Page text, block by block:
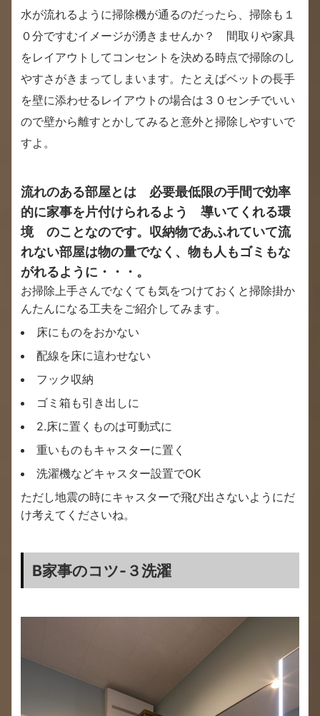
水が流れるように掃除機が通るのだったら、掃除も１
０分ですむイメージが湧きませんか？ 間取りや家具
をレイアウトしてコンセントを決める時点で掃除のし
やすさがきまってしまいます。たとえばベットの長手
を壁に添わせるレイアウトの場合は３０センチでいい
ので壁から離すとかしてみると意外と掃除しやすいで
すよ。
流れのある部屋とは 必要最低限の手間で効率
的に家事を片付けられるよう 導いてくれる環
境 のことなのです。収納物であふれていて流
れない部屋は物の量でなく、物も人もゴミもな
がれるように・・・。
お掃除上手さんでなくても気をつけておくと掃除掛か
んたんになる工夫をご紹介してみます。
床にものをおかない
配線を床に這わせない
フック収納
ゴミ箱も引き出しに
2.床に置くものは可動式に
重いものもキャスターに置く
洗濯機などキャスター設置でOK
ただし地震の時にキャスターで飛び出さないようにだ
け考えてくださいね。
B家事のコツ-３洗濯